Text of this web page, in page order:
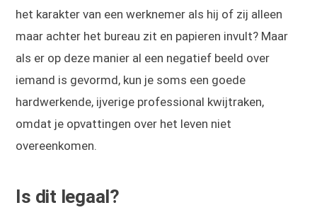
het karakter van een werknemer als hij of zij alleen
maar achter het bureau zit en papieren invult? Maar
als er op deze manier al een negatief beeld over
iemand is gevormd, kun je soms een goede
hardwerkende, ijverige professional kwijtraken,
omdat je opvattingen over het leven niet
overeenkomen.
Is dit legaal?